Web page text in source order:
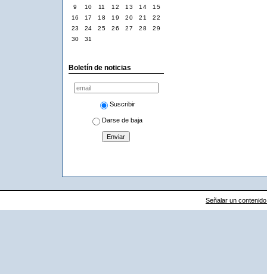
9
10 11 12 13 14
15
16
17 18 19 20 21
22
23
24 25 26 27 28
29
30
31
Boletín de noticias
Suscribir
Darse de baja
Señalar un